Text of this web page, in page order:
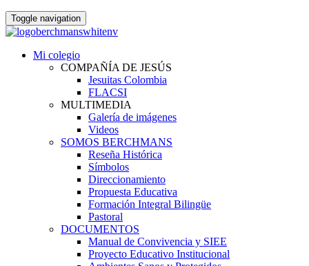
Toggle navigation
Mi colegio
COMPAÑÍA DE JESÚS
Jesuitas Colombia
FLACSI
MULTIMEDIA
Galería de imágenes
Videos
SOMOS BERCHMANS
Reseña Histórica
Símbolos
Direccionamiento
Propuesta Educativa
Formación Integral Bilingüe
Pastoral
DOCUMENTOS
Manual de Convivencia y SIEE
Proyecto Educativo Institucional